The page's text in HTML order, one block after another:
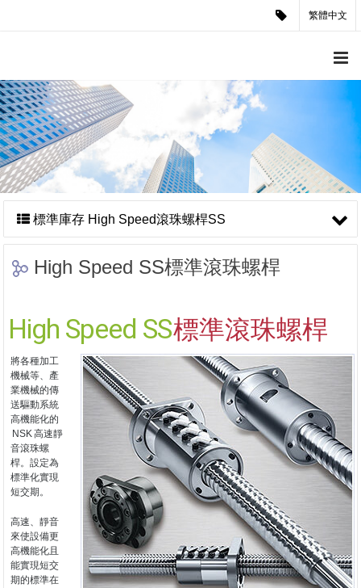
繁體中文
標準庫存 High Speed滾珠螺桿SS
High Speed SS標準滾珠螺桿
High Speed SS標準滾珠螺桿
將各種加工
機械等、產
業機械的傳
送驅動系統
高機能化的
NSK高速靜
音滾珠螺
桿。設定為
標準化實現
短交期。
高速、靜音
來使設備更
高機能化且
能實現短交
期的標準在